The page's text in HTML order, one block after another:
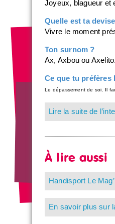
Joyeux, blagueur et
Quelle est ta
Vivre le moment
Ton surnom ?
Ax, Axbou ou Axelito.
Ce que tu préfères
Le dépassement de soi. Il
Lire la suite de
À lire aussi
Handisport Le
En savoir plus sur